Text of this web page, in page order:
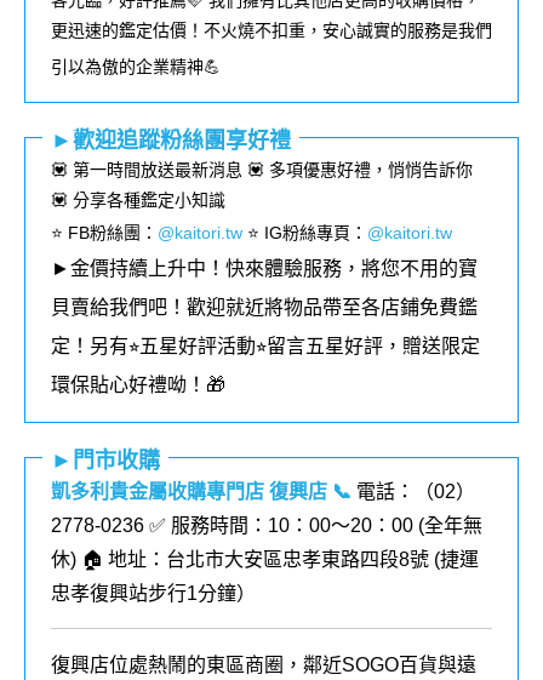
更迅速的鑑定估價！不火燒不扣重，安心誠實的服務是我們
引以為傲的企業精神💪
►歡迎追蹤粉絲團享好禮
💟 第一時間放送最新消息 💟 多項優惠好禮，悄悄告訴你
💟 分享各種鑑定小知識
⭐️ FB粉絲團 ： @kaitori.tw ⭐️ IG粉絲專頁 ： @kaitori.tw
►金價持續上升中！快來體驗服務，將您不用的寶
貝賣給我們吧！歡迎就近將物品帶至各店鋪免費鑑
定！ 另有⭐︎五星好評活動⭐︎留言五星好評，贈送限定
環保貼心好禮呦！🎁
►門市收購
凱多利貴金屬收購專門店 復興店 📞 電話：（02）
2778-0236 ✅ 服務時間：10：00～20：00 (全年無
休) 🏠 地址：台北市大安區忠孝東路四段8號 (捷運
忠孝復興站步行1分鐘）
復興店位處熱鬧的東區商圈，鄰近SOGO百貨與遠